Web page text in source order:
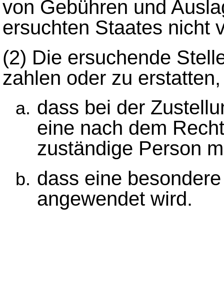
von Gebühren und
ersuchten Staates nicht
(2) Die ersuchende
zahlen oder zu
dass bei der
eine nach dem
zuständige Person
dass eine
angewendet wird.